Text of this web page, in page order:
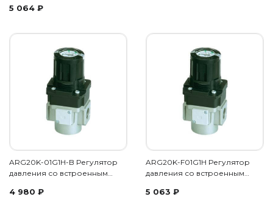
5 064 ₽
ARG20K-01G1H-B Регулятор
давления со встроенным…
4 980 ₽
ARG20K-F01G1H Регулятор
давления со встроенным…
5 063 ₽